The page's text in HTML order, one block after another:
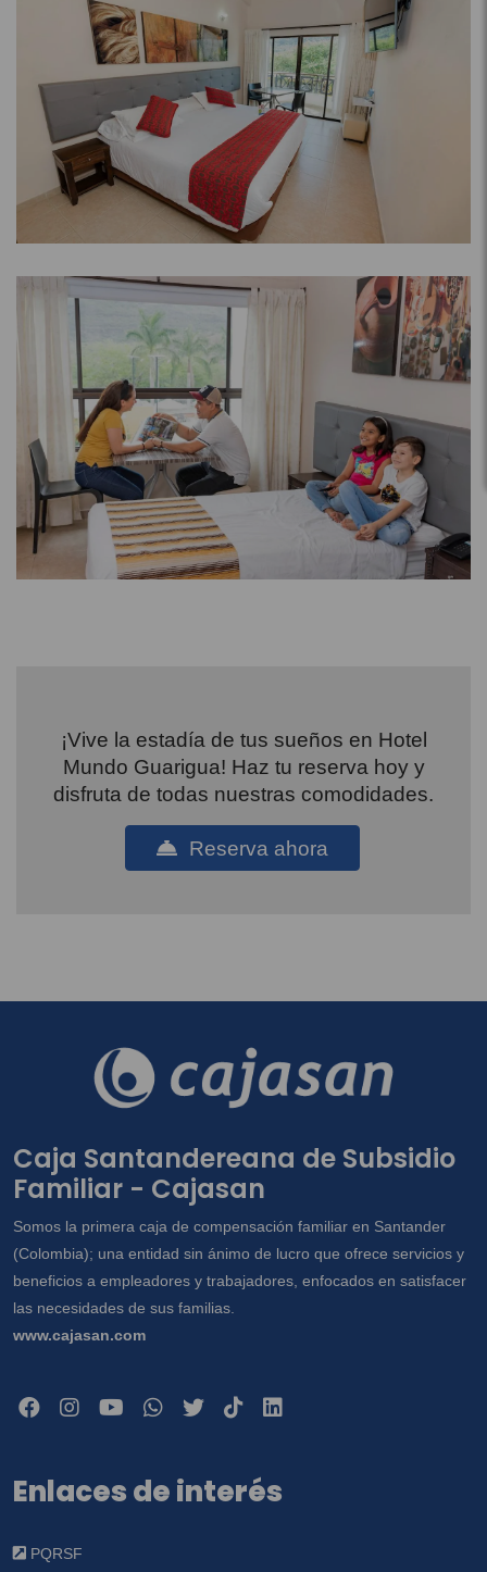
¡Vive la estadía de tus sueños en Hotel
Mundo Guarigua! Haz tu reserva hoy y
disfruta de todas nuestras comodidades.
Reserva ahora
Caja Santandereana de Subsidio
Familiar - Cajasan
Somos la primera caja de compensación familiar en Santander
(Colombia); una entidad sin ánimo de lucro que ofrece servicios y
beneficios a empleadores y trabajadores, enfocados en satisfacer
las necesidades de sus familias.
www.cajasan.com
Enlaces de interés
PQRSF